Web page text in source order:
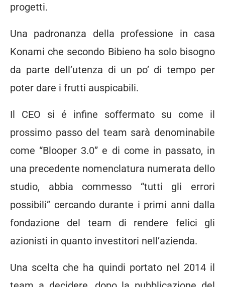
progetti.
Una padronanza della professione in casa
Konami che secondo Bibieno ha solo bisogno
da parte dell’utenza di un po’ di tempo per
poter dare i frutti auspicabili.
Il CEO si é infine soffermato su come il
prossimo passo del team sarà denominabile
come “Blooper 3.0” e di come in passato, in
una precedente nomenclatura numerata dello
studio, abbia commesso “tutti gli errori
possibili” cercando durante i primi anni dalla
fondazione del team di rendere felici gli
azionisti in quanto investitori nell’azienda.
Una scelta che ha quindi portato nel 2014 il